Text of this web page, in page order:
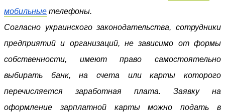
мобильные телефоны.
Согласно украинского законодательства, сотрудники
предприятий и организаций, не зависимо от формы
собственности, имеют право самостоятельно
выбирать банк, на счета или карты которого
перечисляется заработная плата. Заявку на
оформление зарплатной карты можно подать в